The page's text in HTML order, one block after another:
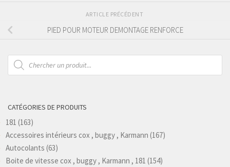
ARTICLE PRÉCÉDENT
PIED POUR MOTEUR DEMONTAGE RENFORCE
Recherche
de
produits
CATÉGORIES DE PRODUITS
181 (163)
Accessoires intérieurs cox , buggy , Karmann (167)
Autocolants (63)
Boite de vitesse cox , buggy , Karmann , 181 (154)